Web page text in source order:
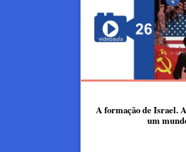
A formação de Israel.
um